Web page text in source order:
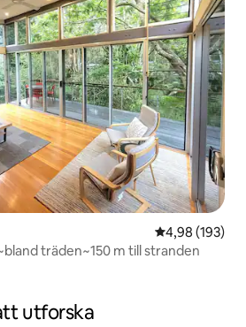
4,98 av 5 i
4,98 (193)
träden~150 m till stranden
utforska